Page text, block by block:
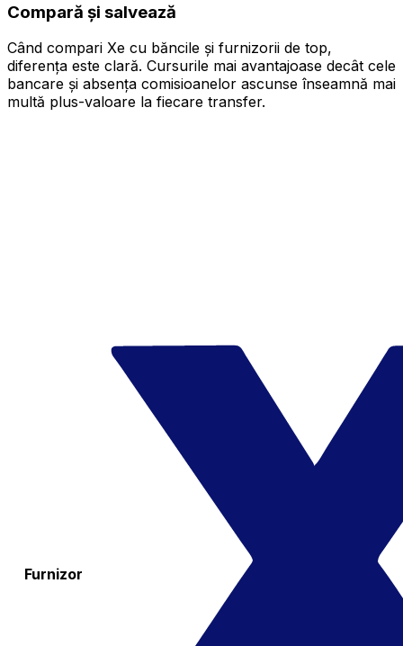
Compară și salvează
Când compari Xe cu băncile și furnizorii de top,
diferența este clară. Cursurile mai avantajoase decât cele
bancare și absența comisioanelor ascunse înseamnă mai
multă plus-valoare la fiecare transfer.
Furnizor